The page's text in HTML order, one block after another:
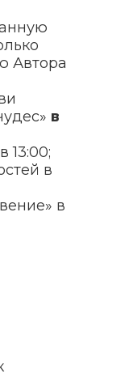
Автора
в
13:00;
в
в